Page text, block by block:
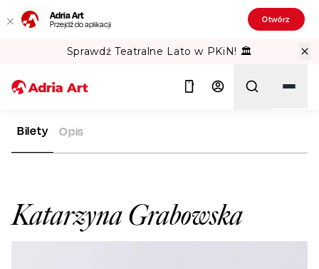
Adria Art
Przejdź do aplikacji Otwórz
Sprawdź Teatralne Lato w PKiN! 🏛️
ADRIA ART
Katarzyna Grabowska
Bilety Opis